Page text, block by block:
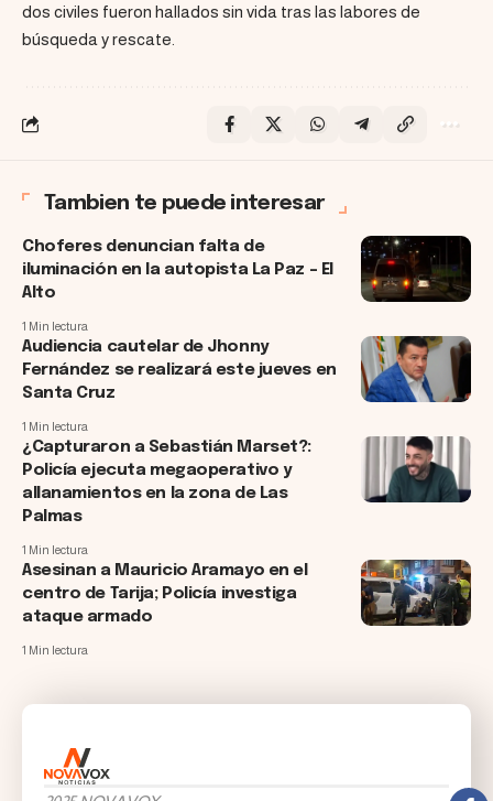
dos civiles fueron hallados sin vida tras las labores de
búsqueda y rescate.
Tambien te puede interesar
Choferes denuncian falta de
iluminación en la autopista La Paz – El
Alto
1 Min lectura
Audiencia cautelar de Jhonny
Fernández se realizará este jueves en
Santa Cruz
1 Min lectura
¿Capturaron a Sebastián Marset?:
Policía ejecuta megaoperativo y
allanamientos en la zona de Las
Palmas
1 Min lectura
Asesinan a Mauricio Aramayo en el
centro de Tarija; Policía investiga
ataque armado
1 Min lectura